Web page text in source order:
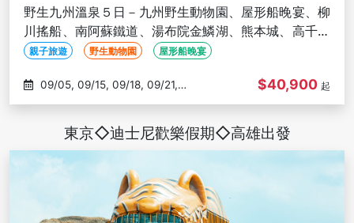
野生九州溫泉５日－九州野生動物園、屋形船晚宴、柳
川搖船、南阿蘇鐵道、湯布院金鱗湖、熊本城、高千穗
峽-高雄出發
親子旅遊 野生動物園 屋形船晚宴
09/22
$40,900 起
東京◇迪士尼歡樂假期◇高雄出發